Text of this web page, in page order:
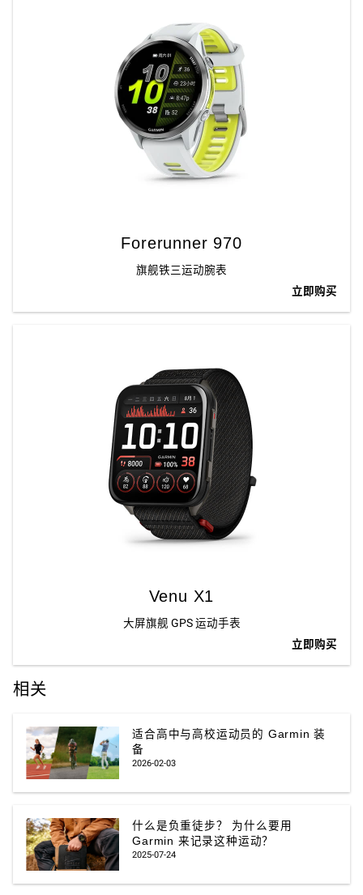
Forerunner 970
旗舰铁三运动腕表
立即购买
Venu X1
大屏旗舰 GPS 运动手表
立即购买
相关
适合高中与高校运动员的 Garmin 装
备
2026-02-03
什么是负重徒步？ 为什么要用
Garmin 来记录这种运动？
2025-07-24